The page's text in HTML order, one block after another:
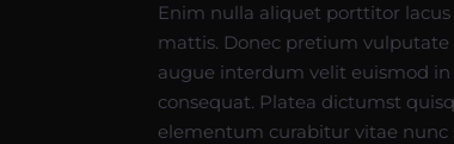
Enim nulla aliquet porttitor
mattis. Donec pretium
augue interdum velit euismod in
consequat. Platea dictumst
elementum curabitur vitae